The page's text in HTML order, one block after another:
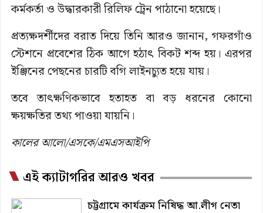
কর্মকর্তা ও উদ্ধারকারী রিলিফ ট্রেন পাঠানো হয়েছে।
প্রত্যক্ষদর্শীদের বরাত দিয়ে তিনি আরও জানান, গফরগাঁও
স্টেশনে প্রবেশের ঠিক আগে হঠাৎ বিকট শব্দ হয়। এরপর
ইঞ্জিনের পেছনের চারটি বগি লাইনচ্যুত হয়ে যায়।
তবে তাৎক্ষণিকভাবে হতাহত বা বড় ধরনের কোনো
ক্ষয়ক্ষতির তথ্য পাওয়া যায়নি।
কালের আলো/এসকে/এমএসআইপি
এই ক্যাটাগরির আরও খবর
চট্টগ্রামে কার্যক্রম নিষিদ্ধ আ.লীগ নেতা